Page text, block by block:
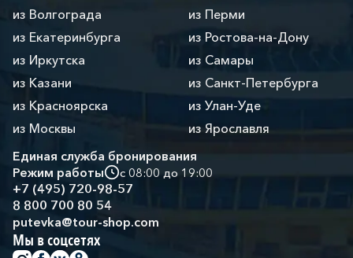
из Волгограда
из Екатеринбурга
из Иркутска
из Казани
из Красноярска
из Москвы
из Перми
из Ростова-на-Дону
из Самары
из Санкт-Петербурга
из Улан-Уде
из Ярославля
Единая служба бронирования
Режим работы
с 08:00 до 19:00
+7 (495) 720-98-57
8 800 700 80 54
putevka@tour-shop.com
Мы в соцсетях